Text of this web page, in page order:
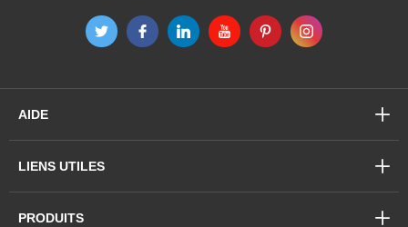
AIDE
LIENS UTILES
PRODUITS